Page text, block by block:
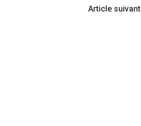
Article suivant